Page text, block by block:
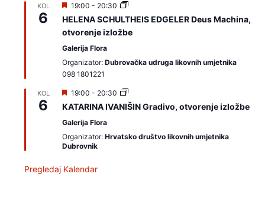
KOL
6
I
z
d
v
j
a
m
19:00 - 20:30
HELENA SCHULTHEIS EDGELER Deus Machina,
otvorenje izložbe
Galerija Flora
Organizator: Dubrovačka udruga likovnih umjetnika
098 1801221
KOL
6
I
z
d
v
j
a
o
19:00 - 20:30
KATARINA IVANIŠIN Gradivo, otvorenje izložbe
Galerija Flora
Organizator: Hrvatsko društvo likovnih umjetnika
Dubrovnik
Pregledaj Kalendar